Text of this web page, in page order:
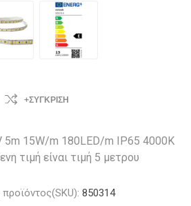
+ΣΎΓΚΡΙΣΗ
5m 15W/m 180LED/m IP65 4000K
τιμή είναι τιμή 5 μετρου
850314